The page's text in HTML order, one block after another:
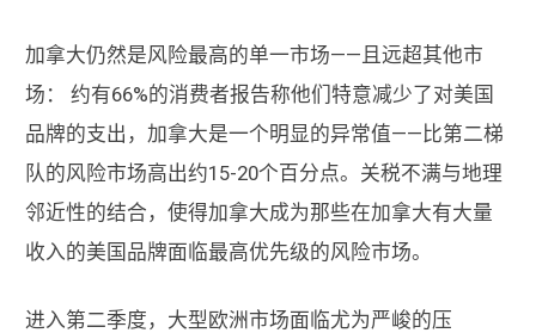
加拿大仍然是风险最高的单一市场——且远超其他市
场： 约有66%的消费者报告称他们特意减少了对美国
品牌的支出，加拿大是一个明显的异常值——比第二梯
队的风险市场高出约15-20个百分点。关税不满与地理
邻近性的结合，使得加拿大成为那些在加拿大有大量
收入的美国品牌面临最高优先级的风险市场。
进入第二季度，大型欧洲市场面临尤为严峻的压